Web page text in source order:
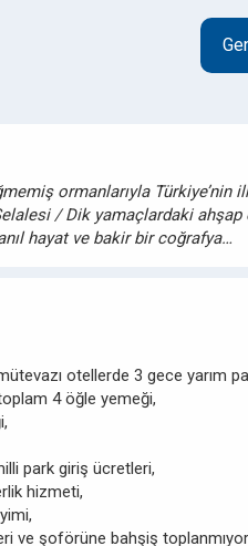
ormanlarıyla
/ Dik yamaçlardaki
hayat ve bakir bir coğrafya…
otellerde 3 gece yarım
4 öğle yemeği,
park giriş ücretleri,
hizmeti,
ve şoförüne bahşiş